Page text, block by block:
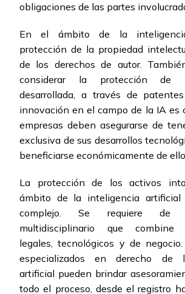
obligaciones de las partes
En el ámbito de la
protección de la propiedad
de los derechos de autor.
considerar la protección de
desarrollada, a través de
innovación en el campo de la IA es
empresas deben asegurarse de
exclusiva de sus desarrollos
beneficiarse económicamente de
La protección de los activos
ámbito de la inteligencia
complejo. Se requiere de
multidisciplinario que combine
legales, tecnológicos y de
especializados en derecho de
artificial pueden brindar
todo el proceso, desde el registro